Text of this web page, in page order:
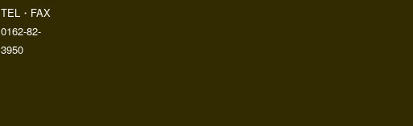
TEL・FAX
0162-82-
3950